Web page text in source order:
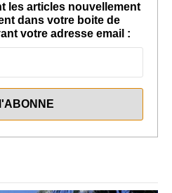
les articles nouvellement
dans votre boite de
votre adresse email :